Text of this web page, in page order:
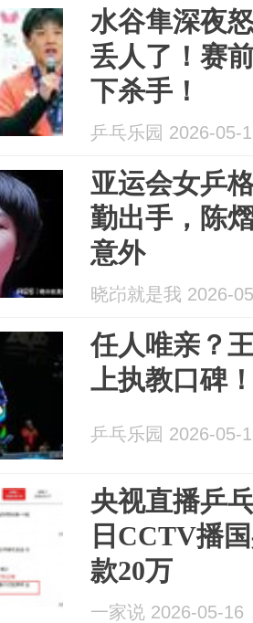
水谷隼深夜
丢人了！赛
下杀手！
乒乓乐园 2026-05-
亚运会女乒
勤出手，陈
意外
晓岇就是我 2026-
任人唯亲？
上执教口碑
乒乓乐园 2026-05-
央视直播乒
日CCTV播
款20万
一家说 2026-05-16